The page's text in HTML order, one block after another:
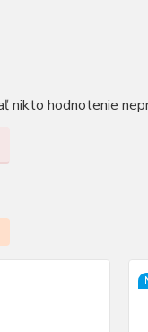
nikto hodnotenie